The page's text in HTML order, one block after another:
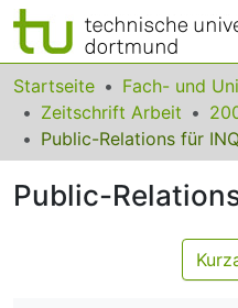
Bereiche & Sammlungen
Das gesamte Repositorium
Startseite
Zeitschrift Arbeit
Public-Relations für
Public-